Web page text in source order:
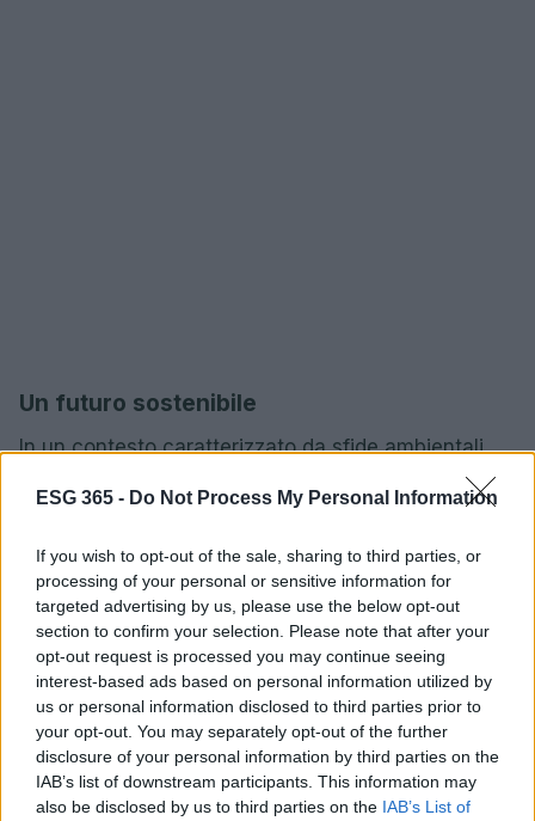
ESG 365 - Do Not Process My Personal Information
If you wish to opt-out of the sale, sharing to third parties, or
processing of your personal or sensitive information for
targeted advertising by us, please use the below opt-out
section to confirm your selection. Please note that after your
opt-out request is processed you may continue seeing
interest-based ads based on personal information utilized by
us or personal information disclosed to third parties prior to
your opt-out. You may separately opt-out of the further
disclosure of your personal information by third parties on the
IAB’s list of downstream participants. This information may
also be disclosed by us to third parties on the IAB’s List of
Un futuro sostenibile
In un contesto caratterizzato da sfide ambientali
aziendale si configura come una
necessità imprescindibile. Le aziende sono
chiamate a intraprendere misure proattive per
contrastare i cambiamenti climatici e per
contribuire a un futuro più sostenibile. Investire in
tecnologie verdi e promuovere pratiche sostenibili
all’interno dell’organizzazione rappresentano passi
fondamentali per raggiungere tale obiettivo.